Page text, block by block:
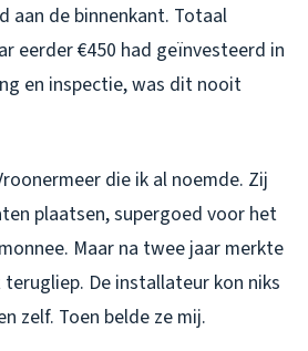
aan de binnenkant. Totaal
eerder €450 had geïnvesteerd in
en inspectie, was dit nooit
die ik al noemde. Zij
plaatsen, supergoed voor het
Maar na twee jaar merkte
De installateur kon niks
zelf. Toen belde ze mij.